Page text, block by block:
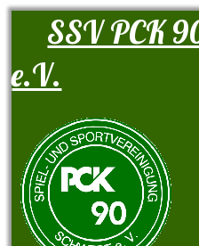
SSV PCK
e.V.